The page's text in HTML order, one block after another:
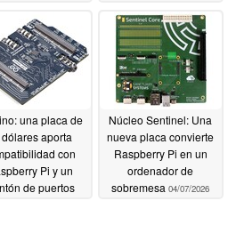
una placa de
aporta
con
Pi y un
de puertos
Núcleo Sentinel: Una
nueva placa convierte
Raspberry Pi en un
ordenador de
sobremesa 04/07/2026